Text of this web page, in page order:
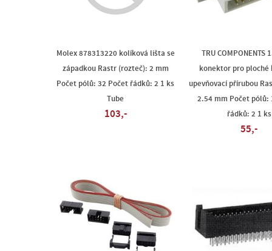
Molex 878313220 kolíková lišta se
západkou Rastr (rozteč): 2 mm
Počet pólů: 32 Počet řádků: 2 1 ks
Tube
103,-
TRU COMPONENTS
konektor pro ploché
upevňovací přírubou
2.54 mm Počet pólů:
řádků: 2 1 ks
55,-